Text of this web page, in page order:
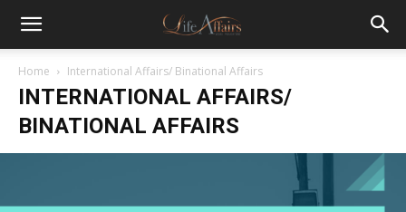
Home International Affairs/ Binational Affairs
INTERNATIONAL AFFAIRS/
BINATIONAL AFFAIRS